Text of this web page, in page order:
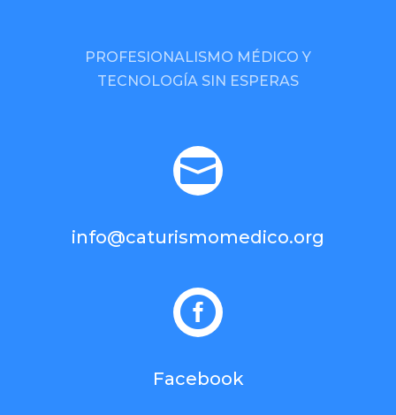
PROFESIONALISMO MÉDICO Y
TECNOLOGÍA SIN ESPERAS

info@caturismomedico.org

Facebook